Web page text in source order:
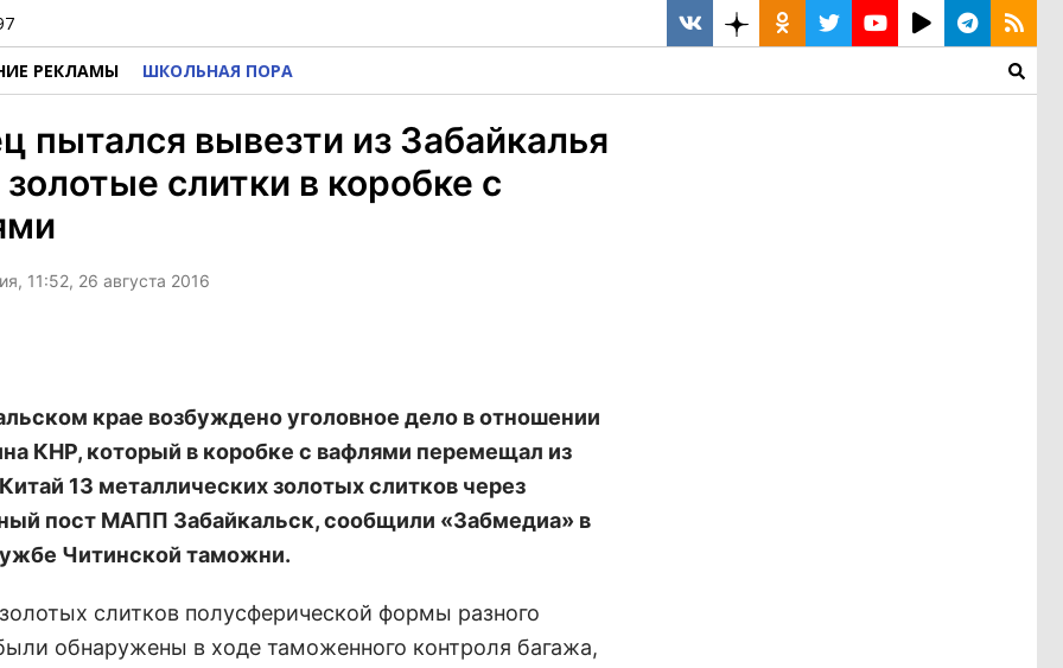
РЕКЛАМЫ ШКОЛЬНАЯ ПОРА
пытался вывезти из Забайкалья
слитки в коробке с
11:52, 26 августа 2016
крае возбуждено уголовное дело в отношении
КНР, который в коробке с вафлями перемещал из
13 металлических золотых слитков через
пост МАПП Забайкальск, сообщили «Забмедиа» в
Читинской таможни.
слитков полусферической формы разного
обнаружены в ходе таможенного контроля багажа,